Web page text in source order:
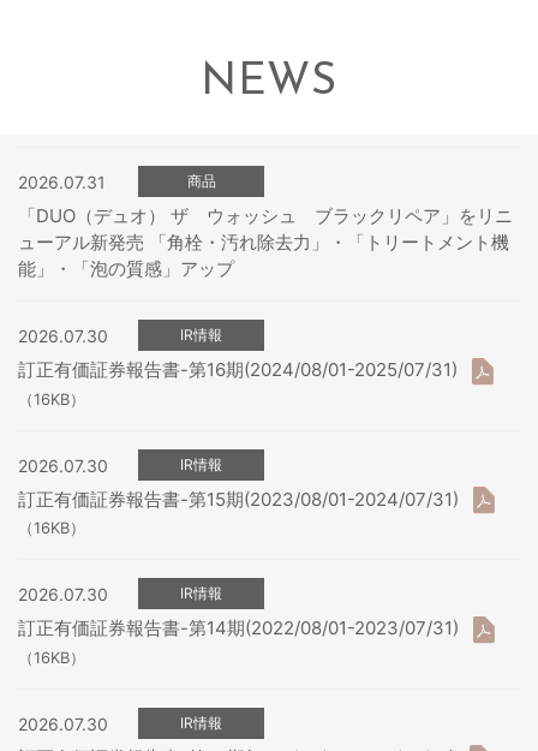
NEWS
2026.07.31 商品
「DUO（デュオ） ザ ウォッシュ ブラックリペア」をリニ
ューアル新発売 「角栓・汚れ除去力」・「トリートメント機
能」・「泡の質感」アップ
2026.07.30 IR情報
訂正有価証券報告書-第16期(2024/08/01-2025/07/31)
（16KB）
2026.07.30 IR情報
訂正有価証券報告書-第15期(2023/08/01-2024/07/31)
（16KB）
2026.07.30 IR情報
訂正有価証券報告書-第14期(2022/08/01-2023/07/31)
（16KB）
2026.07.30 IR情報